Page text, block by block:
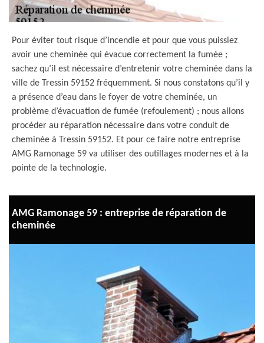
Pour éviter tout risque d’incendie et pour que vous puissiez
avoir une cheminée qui évacue correctement la fumée ;
sachez qu’il est nécessaire d’entretenir votre cheminée dans la
ville de Tressin 59152 fréquemment. Si nous constatons qu’il y
a présence d’eau dans le foyer de votre cheminée, un
problème d’évacuation de fumée (refoulement) ; nous allons
procéder au réparation nécessaire dans votre conduit de
cheminée à Tressin 59152. Et pour ce faire notre entreprise
AMG Ramonage 59 va utiliser des outillages modernes et à la
pointe de la technologie.
AMG Ramonage 59 : entreprise de réparation de
cheminée